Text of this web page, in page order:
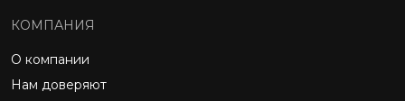
КОМПАНИЯ
О компании
Нам доверяют